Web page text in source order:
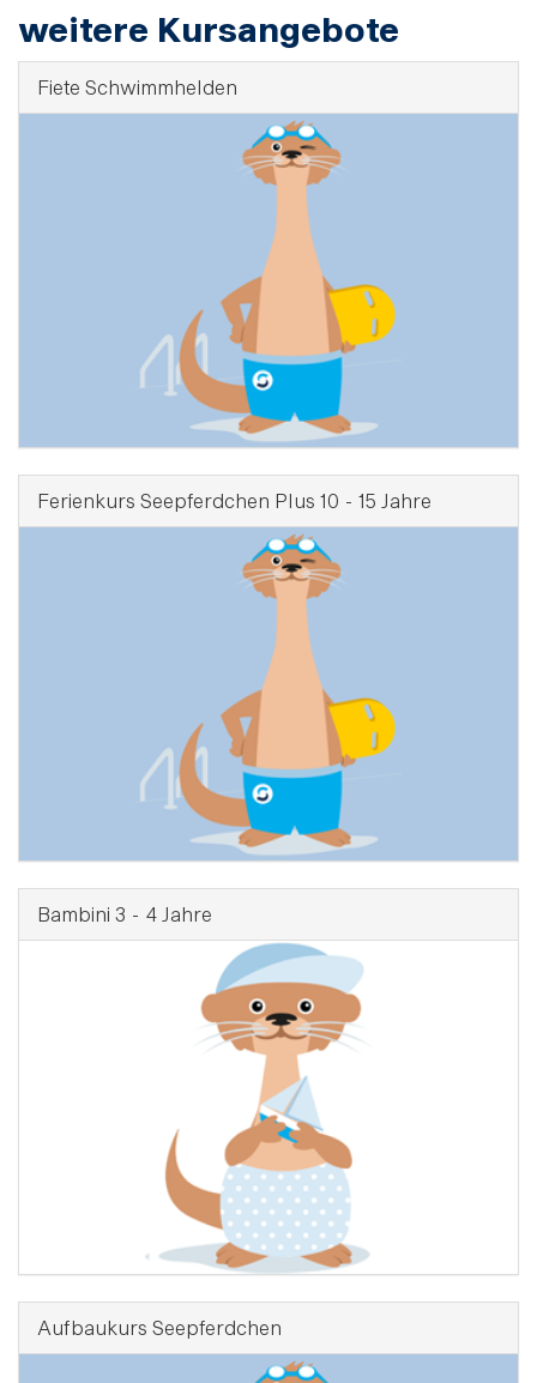
weitere Kursangebote
Fiete Schwimmhelden
Ferienkurs Seepferdchen Plus 10 - 15 Jahre
Bambini 3 - 4 Jahre
Aufbaukurs Seepferdchen